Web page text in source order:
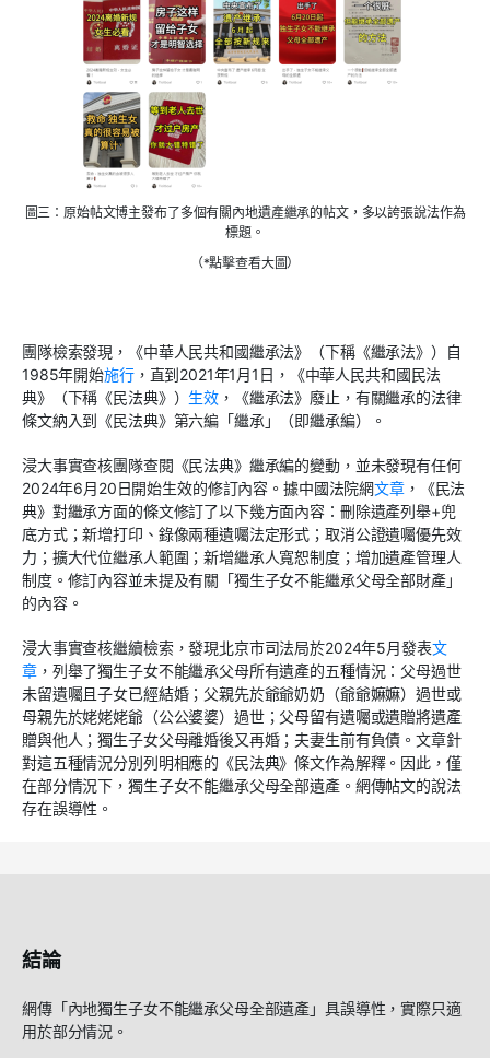
圖三：原始帖文博主發布了多個有關內地遺產繼承的帖文，多以誇張說法作為
標題。
（*點擊查看大圖）
團隊檢索發現，《中華人民共和國繼承法》（下稱《繼承法》）自
1985年開始施行，直到2021年1月1日，《中華人民共和國民法
典》（下稱《民法典》） 生效 ，《繼承法》廢止，有關繼承的法律
條文納入到《民法典》第六編「繼承」（即繼承編）。
浸大事實查核團隊查閱《民法典》繼承編的變動，並未發現有任何
2024年6月20日開始生效的修訂內容。據中國法院網文章，《民法
典》對繼承方面的條文修訂了以下幾方面內容：刪除遺產列舉+兜
底方式；新增打印、錄像兩種遺囑法定形式；取消公證遺囑優先效
力；擴大代位繼承人範圍；新增繼承人寬恕制度；增加遺產管理人
制度。修訂內容並未提及有關「獨生子女不能繼承父母全部財產」
的內容。
浸大事實查核繼續檢索，發現北京市司法局於2024年5月發表文
章，列舉了獨生子女不能繼承父母所有遺產的五種情況：父母過世
未留遺囑且子女已經結婚；父親先於爺爺奶奶（爺爺嫲嫲）過世或
母親先於姥姥姥爺（公公婆婆）過世；父母留有遺囑或遺贈將遺產
贈與他人；獨生子女父母離婚後又再婚；夫妻生前有負債。文章針
對這五種情況分別列明相應的《民法典》條文作為解釋。因此，僅
在部分情況下，獨生子女不能繼承父母全部遺產。網傳帖文的說法
存在誤導性。
結論
網傳「內地獨生子女不能繼承父母全部遺產」具誤導性，實際只適
用於部分情況。